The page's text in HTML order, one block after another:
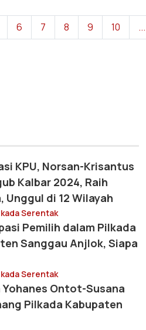
6 7 8 9 10 ...
KPU, Norsan-Krisantus
Kalbar 2024, Raih
Unggul di 12 Wilayah
Serentak
Pemilih dalam Pilkada
Sanggau Anjlok, Siapa
Serentak
Yohanes Ontot-Susana
Pilkada Kabupaten